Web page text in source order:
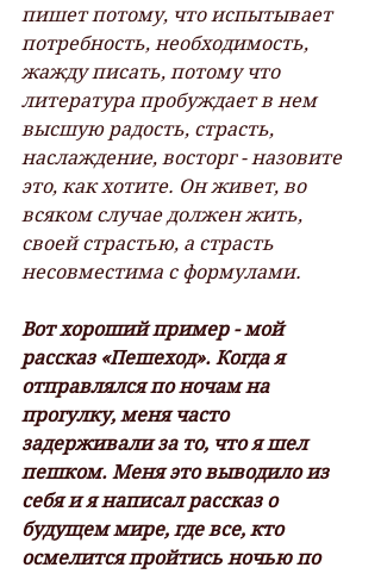
пишет потому, что испытывает
потребность, необходимость,
жажду писать, потому что
литература пробуждает в нем
высшую радость, страсть,
наслаждение, восторг - назовите
это, как хотите. Он живет, во
всяком случае должен жить,
своей страстью, а страсть
несовместима с формулами.
Вот хороший пример - мой
рассказ «Пешеход». Когда я
отправлялся по ночам на
прогулку, меня часто
задерживали за то, что я шел
пешком. Меня это выводило из
себя и я написал рассказ о
будущем мире, где все, кто
осмелится пройтись ночью по